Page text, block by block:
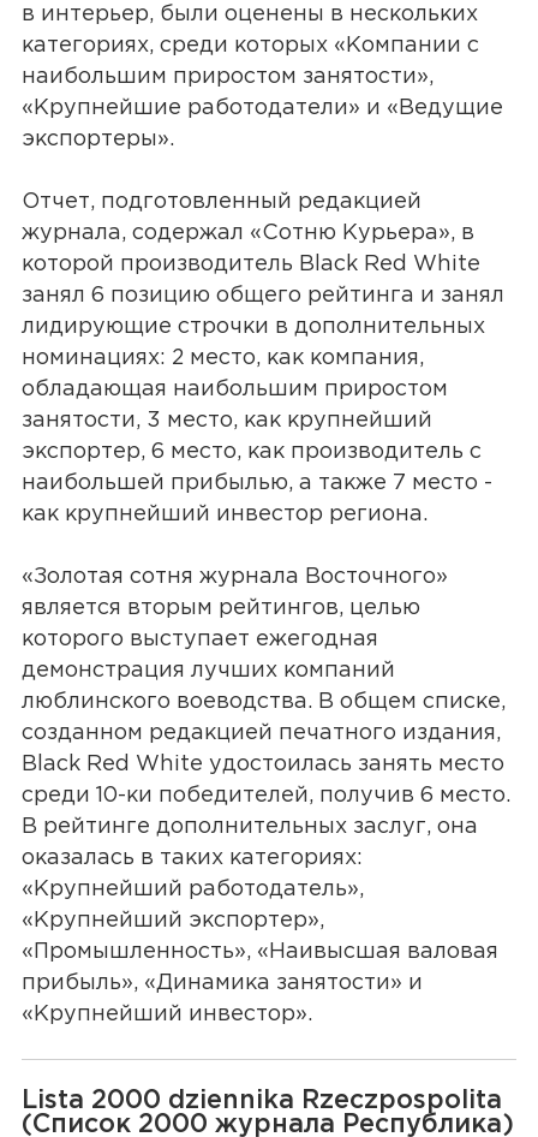
в интерьер, были оценены в нескольких
категориях, среди которых «Компании с
наибольшим приростом занятости»,
«Крупнейшие работодатели» и «Ведущие
экспортеры».
Отчет, подготовленный редакцией
журнала, содержал «Сотню Курьера», в
которой производитель Black Red White
занял 6 позицию общего рейтинга и занял
лидирующие строчки в дополнительных
номинациях: 2 место, как компания,
обладающая наибольшим приростом
занятости, 3 место, как крупнейший
экспортер, 6 место, как производитель с
наибольшей прибылью, а также 7 место -
как крупнейший инвестор региона.
«Золотая сотня журнала Восточного»
является вторым рейтингов, целью
которого выступает ежегодная
демонстрация лучших компаний
люблинского воеводства. В общем списке,
созданном редакцией печатного издания,
Black Red White удостоилась занять место
среди 10-ки победителей, получив 6 место.
В рейтинге дополнительных заслуг, она
оказалась в таких категориях:
«Крупнейший работодатель»,
«Крупнейший экспортер»,
«Промышленность», «Наивысшая валовая
прибыль», «Динамика занятости» и
«Крупнейший инвестор».
Lista 2000 dziennika Rzeczpospolita
(Список 2000 журнала Республика)